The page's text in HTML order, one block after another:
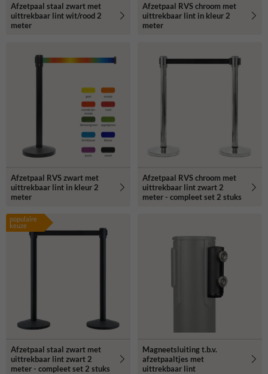
Afzetpaal staal zwart met
uittrekbaar lint wit/rood 2
meter
Afzetpaal RVS chroom met
uittrekbaar lint in kleur 2
meter
Afzetpaal RVS zwart met
uittrekbaar lint in kleur 2
meter
Afzetpaal RVS chroom met
uittrekbaar lint zwart 2
meter - compleet set 2 stuks
populaire
keuze
Afzetpaal staal zwart met
uittrekbaar lint zwart 2
meter - compleet set 2 stuks
Magneetsluiting t.b.v.
afzetpaaltjes met
uittrekbaar lint